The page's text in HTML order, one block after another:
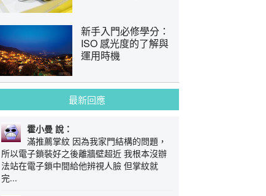
新手入門必修學分：
ISO 感光度的了解與
運用時機
最新回應
霍小曼 說：
滿推薦掌紋 因為我家門結構的問題，
所以電子鎖裝好之後離牆壁超近 我根本沒辦
法站在電子鎖中間給他辨視人臉 但掌紋就
完...